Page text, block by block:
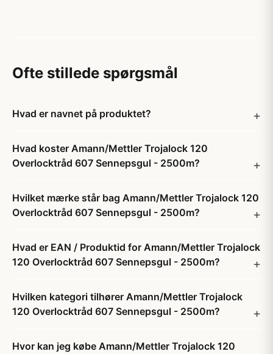
Ofte stillede spørgsmål
Hvad er navnet på produktet?
Hvad koster Amann/Mettler Trojalock 120
Overlocktråd 607 Sennepsgul - 2500m?
Hvilket mærke står bag Amann/Mettler Trojalock 120
Overlocktråd 607 Sennepsgul - 2500m?
Hvad er EAN / Produktid for Amann/Mettler Trojalock
120 Overlocktråd 607 Sennepsgul - 2500m?
Hvilken kategori tilhører Amann/Mettler Trojalock
120 Overlocktråd 607 Sennepsgul - 2500m?
Hvor kan jeg købe Amann/Mettler Trojalock 120